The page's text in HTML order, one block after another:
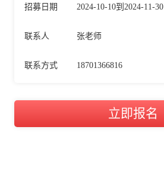
招募日期 2024-10-10到2024-11-30
联系人 张老师
联系方式 18701366816
立即报名